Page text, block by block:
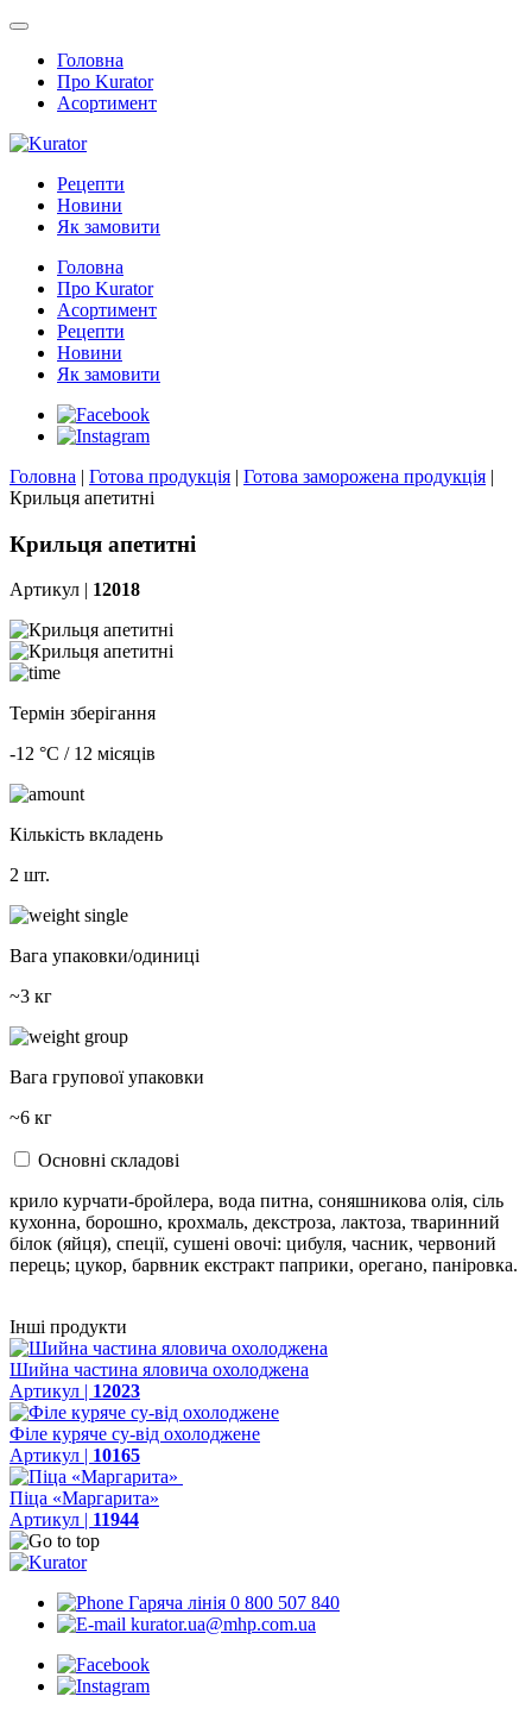
Головна
Про Kurator
Асортимент
Рецепти
Новини
Як замовити
Головна
Про Kurator
Асортимент
Рецепти
Новини
Як замовити
Головна | Готова продукція | Готова заморожена продукція |
Крильця апетитні
Крильця апетитні
Артикул | 12018
Термін зберігання
-12 °С / 12 місяців
Кількість вкладень
2 шт.
Вага упаковки/одиниці
~3 кг
Вага групової упаковки
~6 кг
Основні складові
крило курчати-бройлера, вода питна, соняшникова олія, сіль
кухонна, борошно, крохмаль, декстроза, лактоза, тваринний
білок (яйця), спеції, сушені овочі: цибуля, часник, червоний
перець; цукор, барвник екстракт паприки, орегано, паніровка.
Інші продукти
Шийна частина яловича охолоджена
Артикул | 12023
Філе куряче су-від охолоджене
Артикул | 10165
Піца «Маргарита»
Артикул | 11944
Гаряча лінія 0 800 507 840
kurator.ua@mhp.com.ua